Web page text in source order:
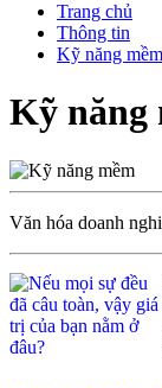
Trang chủ
Thông tin
Kỹ năng mềm
Kỹ năng
Văn hóa doanh